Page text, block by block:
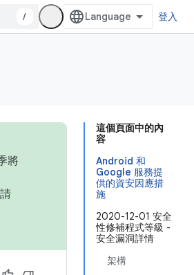
/ 登入
這個頁面中的內
容
Android 和
Google 服務提
供的資安因應措
施
2020-12-01 安全
性修補程式等級 -
安全漏洞詳情
架構
將